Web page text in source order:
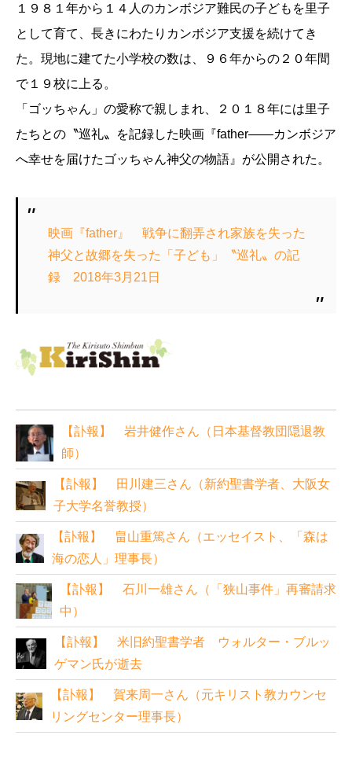
１９８１年から１４人のカンボジア難民の子どもを里子
として育て、長きにわたりカンボジア支援を続けてき
た。現地に建てた小学校の数は、９６年からの２０年間
で１９校に上る。
「ゴッちゃん」の愛称で親しまれ、２０１８年には里子
たちとの〝巡礼〟を記録した映画『father――カンボジア
へ幸せを届けたゴッちゃん神父の物語』が公開された。
映画『father』 戦争に翻弄され家族を失った
神父と故郷を失った「子ども」〝巡礼〟の記
録 2018年3月21日
【訃報】 岩井健作さん（日本基督教団隠退教
師）
【訃報】 田川建三さん（新約聖書学者、大阪女
子大学名誉教授）
【訃報】 畠山重篤さん（エッセイスト、「森は
海の恋人」理事長）
【訃報】 石川一雄さん（「狭山事件」再審請求
中）
【訃報】 米旧約聖書学者 ウォルター・ブルッ
ゲマン氏が逝去
【訃報】 賀来周一さん（元キリスト教カウンセ
リングセンター理事長）